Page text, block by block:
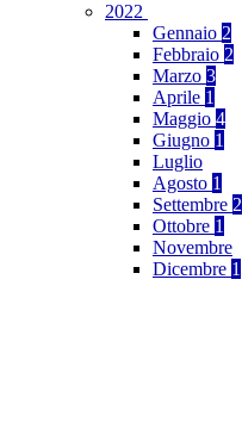
2022
Gennaio 2
Febbraio 2
Marzo 3
Aprile 1
Maggio 4
Giugno 1
Luglio
Agosto 1
Settembre 2
Ottobre 1
Novembre
Dicembre 1